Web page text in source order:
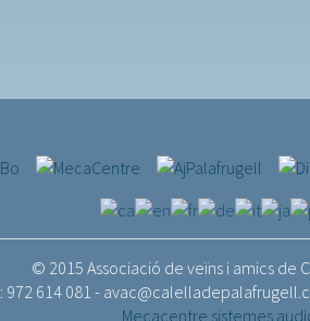
© 2015 Associació de veïns i amics de
972 614 081 -
Mecacentre sistemes